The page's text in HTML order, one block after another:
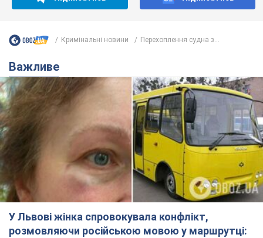
Кримінальні новини Перехоплення судна з...
Важливе
У Львові жінка спровокувала конфлікт,
розмовляючи російською мовою у маршрутці: